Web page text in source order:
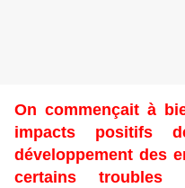
On commençait à
impacts positifs
développement des
certains troubles